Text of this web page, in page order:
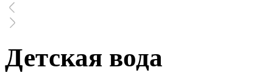
Детская вода